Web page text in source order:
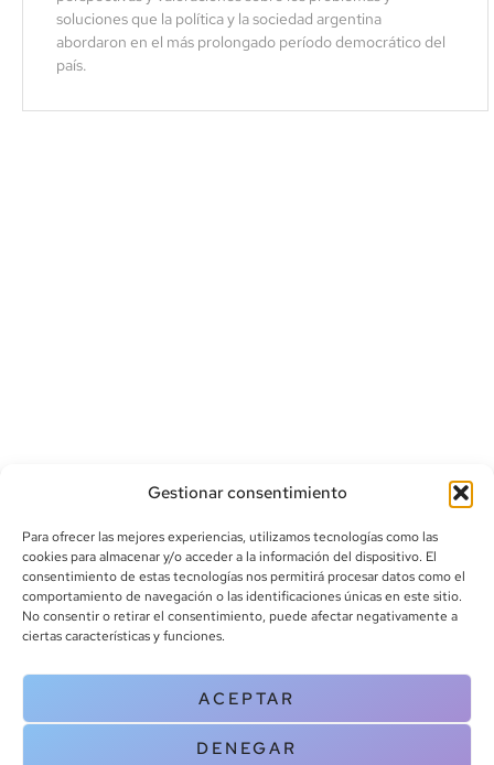
Gestionar consentimiento
Para ofrecer las mejores experiencias, utilizamos tecnologías como las
cookies para almacenar y/o acceder a la información del dispositivo. El
consentimiento de estas tecnologías nos permitirá procesar datos como el
comportamiento de navegación o las identificaciones únicas en este sitio.
No consentir o retirar el consentimiento, puede afectar negativamente a
ciertas características y funciones.
ACEPTAR
DENEGAR
soluciones que la política y la sociedad argentina
abordaron en el más prolongado período democrático del
país.
info@canoalibros.com
pedidos@canoalibros.com
CONTACTO
Copyright © 2025 Canoa Libros. All Rights Reserved |